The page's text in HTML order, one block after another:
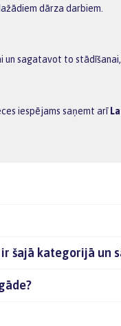
dārza darbiem.
sagatavot to
iespējams saņemt arī
šajā kategorijā un